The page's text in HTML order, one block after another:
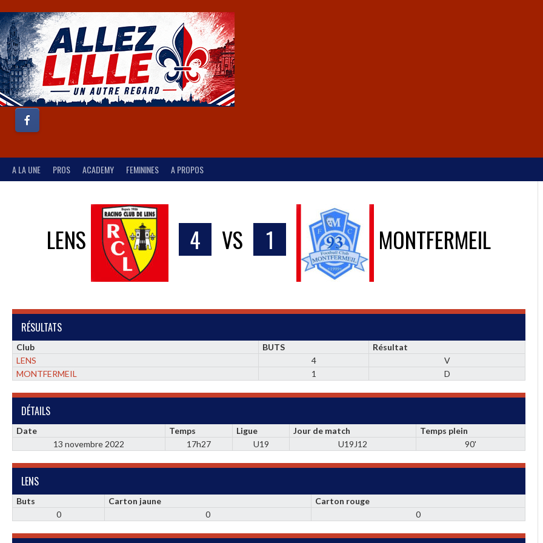
A LA UNE PROS ACADEMY FEMININES A PROPOS
LENS 4 VS 1 MONTFERMEIL
RÉSULTATS
Club BUTS
Résultat
LENS
4
V
MONTFERMEIL
1 D
DÉTAILS
Date Temps Ligue Jour de match
Temps plein
13 novembre 2022
17h27 U19 U19J12 90'
LENS
Buts Carton jaune
Carton rouge
0
0 0